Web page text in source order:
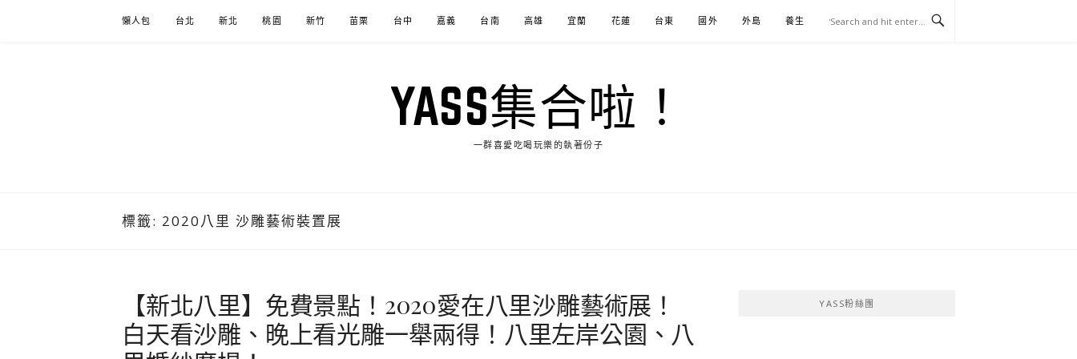
懶人包 台北 新北 桃園 新竹 苗栗 台中 嘉義 台南 高雄 宜蘭 花蓮 台東 國外 外島 養生 伴手禮
YASS集合啦！
一群喜愛吃喝玩樂的執著份子
標籤: 2020八里 沙雕藝術裝置展
【新北八里】免費景點！2020愛在八里沙雕藝術展！
白天看沙雕、晚上看光雕一舉兩得！八里左岸公園、八
YASS粉絲團